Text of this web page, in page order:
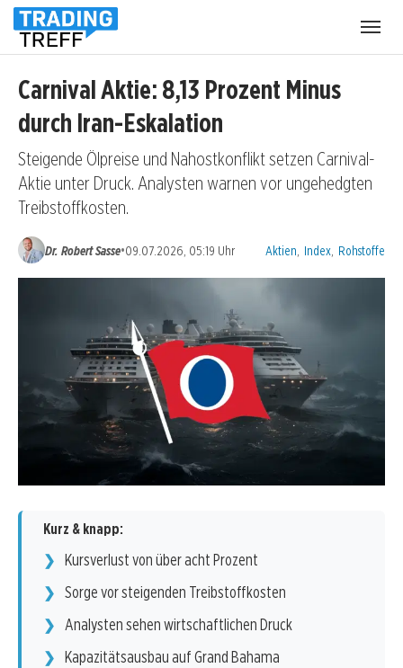
Carnival Aktie: 8,13 Prozent Minus
durch Iran-Eskalation
Steigende Ölpreise und Nahostkonflikt setzen Carnival-
Aktie unter Druck. Analysten warnen vor ungehedgten
Treibstoffkosten.
Dr. Robert Sasse•09.07.2026, 05:19 Uhr Kategorien:
Aktien Index Rohstoffe
Kurz & knapp:
Kursverlust von über acht Prozent
Sorge vor steigenden Treibstoffkosten
Analysten sehen wirtschaftlichen Druck
Kapazitätsausbau auf Grand Bahama